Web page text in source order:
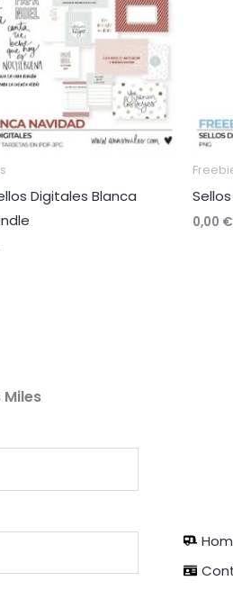
Digitales Blanca
0,00 €